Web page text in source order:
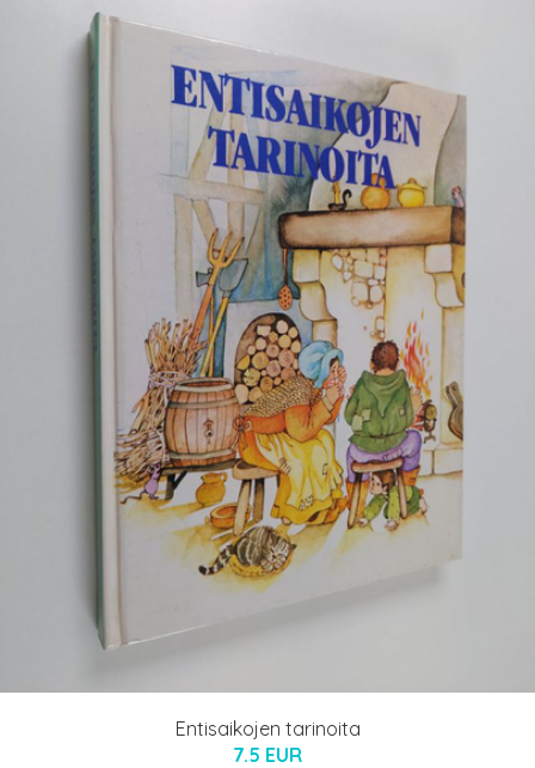
Entisaikojen tarinoita
7.5 EUR